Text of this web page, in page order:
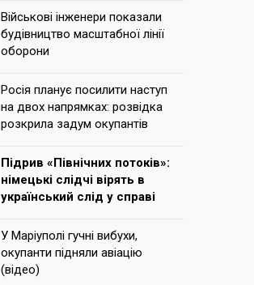
Військові інженери показали
будівництво масштабної лінії
оборони
Росія планує посилити наступ
на двох напрямках: розвідка
розкрила задум окупантів
Підрив «Північних потоків»:
німецькі слідчі вірять в
український слід у справі
У Маріуполі гучні вибухи,
окупанти підняли авіацію
(відео)